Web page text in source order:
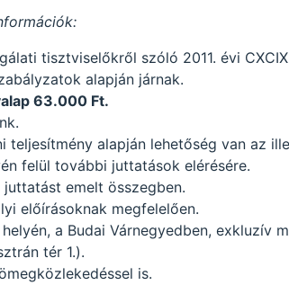
tisztviselőkről szóló 2011. évi
alapján járnak.
63.000 Ft.
alapján lehetőség van az
felül további juttatások elérésére.
emelt összegben.
előírásoknak megfelelően.
a Budai Várnegyedben, exkluzív
tér 1.).
is.